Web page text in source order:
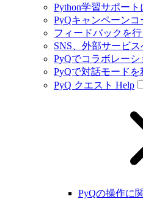
Python学習サポート
PyQキャンペーン
フィードバックを
SNS、外部サービ
PyQでコラボレー
PyQで対話モード
PyQ クエスト Help
PyQの操作に